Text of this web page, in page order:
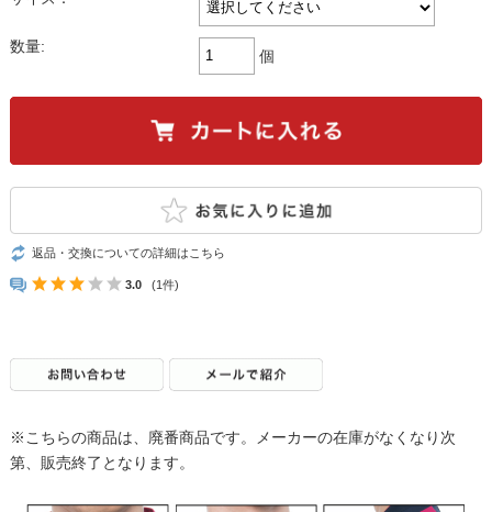
数量:
個
返品・交換についての詳細はこちら
3.0 (1件)
※こちらの商品は、廃番商品です。メーカーの在庫がなくなり次
第、販売終了となります。